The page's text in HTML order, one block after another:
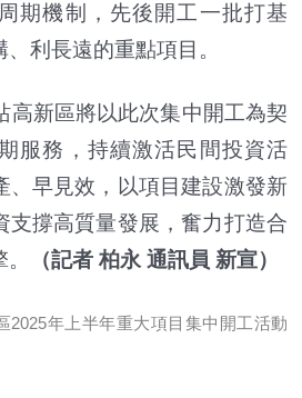
期機制，先後開工一批打基
利長遠的重點項目。
新區將以此次集中開工為契
服務，持續激活民間投資活
、早見效，以項目建設激發新
支撐高質量發展，奮力打造合
（記者 柏永 通訊員 新宣）
年上半年重大項目集中開工活動